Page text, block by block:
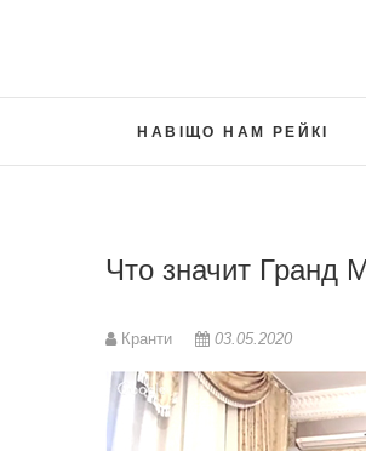
НАВІЩО НАМ РЕЙКІ
Что значит Гранд
Кранти 03.05.2020